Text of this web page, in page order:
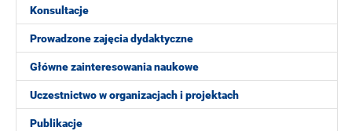
Konsultacje
Prowadzone zajęcia dydaktyczne
Główne zainteresowania naukowe
Uczestnictwo w organizacjach i projektach
Publikacje